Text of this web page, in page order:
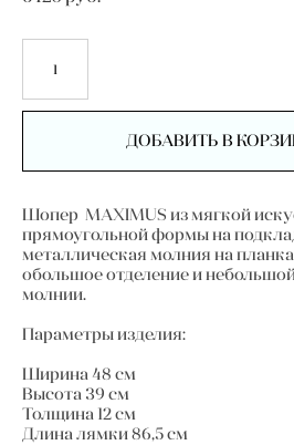
ДОБАВИТЬ В
Шопер MAXIMUS из мягкой
прямоугольной формы на
металлическая молния на
обольшое отделение и
молнии.
Параметры изделия:
Ширина 48 см
Высота 39 см
Толщина 12 см
Длина лямки 86,5 см